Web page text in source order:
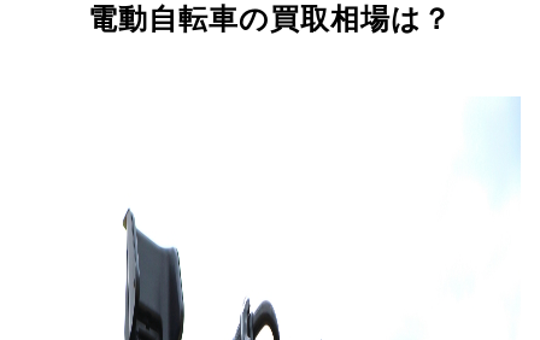
電動自転車の買取相場は？